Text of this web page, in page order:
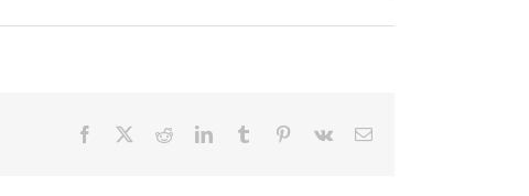
Facebook RedditLinkedInTumblr Pinterest
Vk
Correo